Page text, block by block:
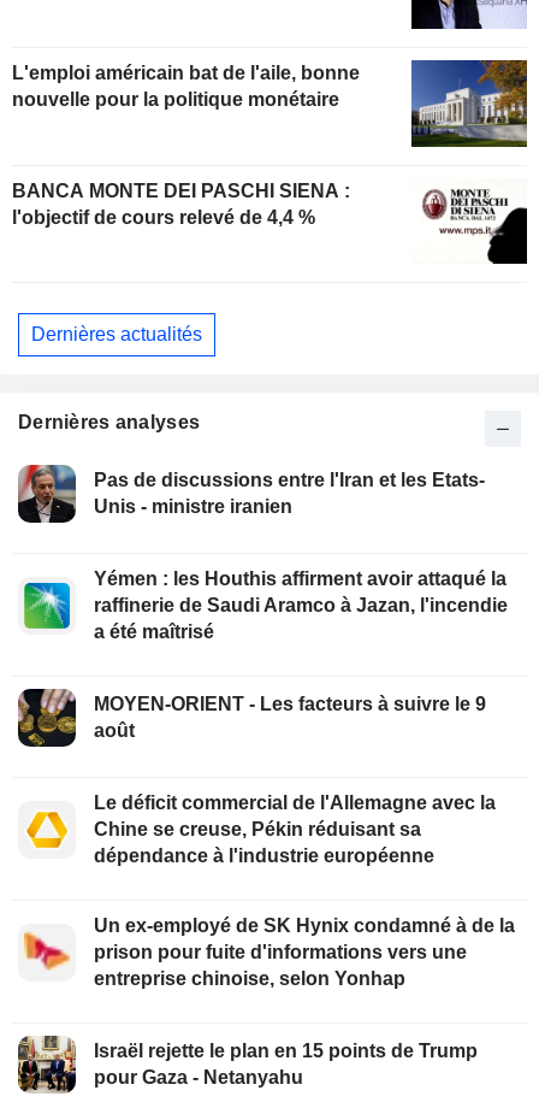
L'emploi américain bat de l'aile, bonne
nouvelle pour la politique monétaire
BANCA MONTE DEI PASCHI SIENA :
l'objectif de cours relevé de 4,4 %
Dernières actualités
Dernières analyses
Pas de discussions entre l'Iran et les Etats-
Unis - ministre iranien
Yémen : les Houthis affirment avoir attaqué la
raffinerie de Saudi Aramco à Jazan, l'incendie
a été maîtrisé
MOYEN-ORIENT - Les facteurs à suivre le 9
août
Le déficit commercial de l'Allemagne avec la
Chine se creuse, Pékin réduisant sa
dépendance à l'industrie européenne
Un ex-employé de SK Hynix condamné à de la
prison pour fuite d'informations vers une
entreprise chinoise, selon Yonhap
Israël rejette le plan en 15 points de Trump
pour Gaza - Netanyahu